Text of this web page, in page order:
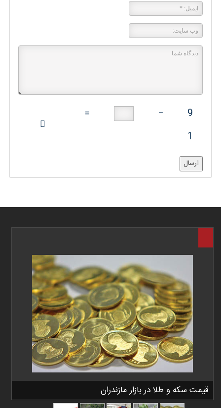
9
−
=
1
ارسال
قیمت سکه و طلا در بازار مازندران